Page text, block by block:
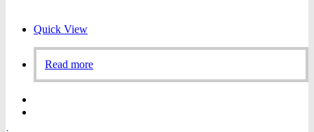
Quick View
Read more